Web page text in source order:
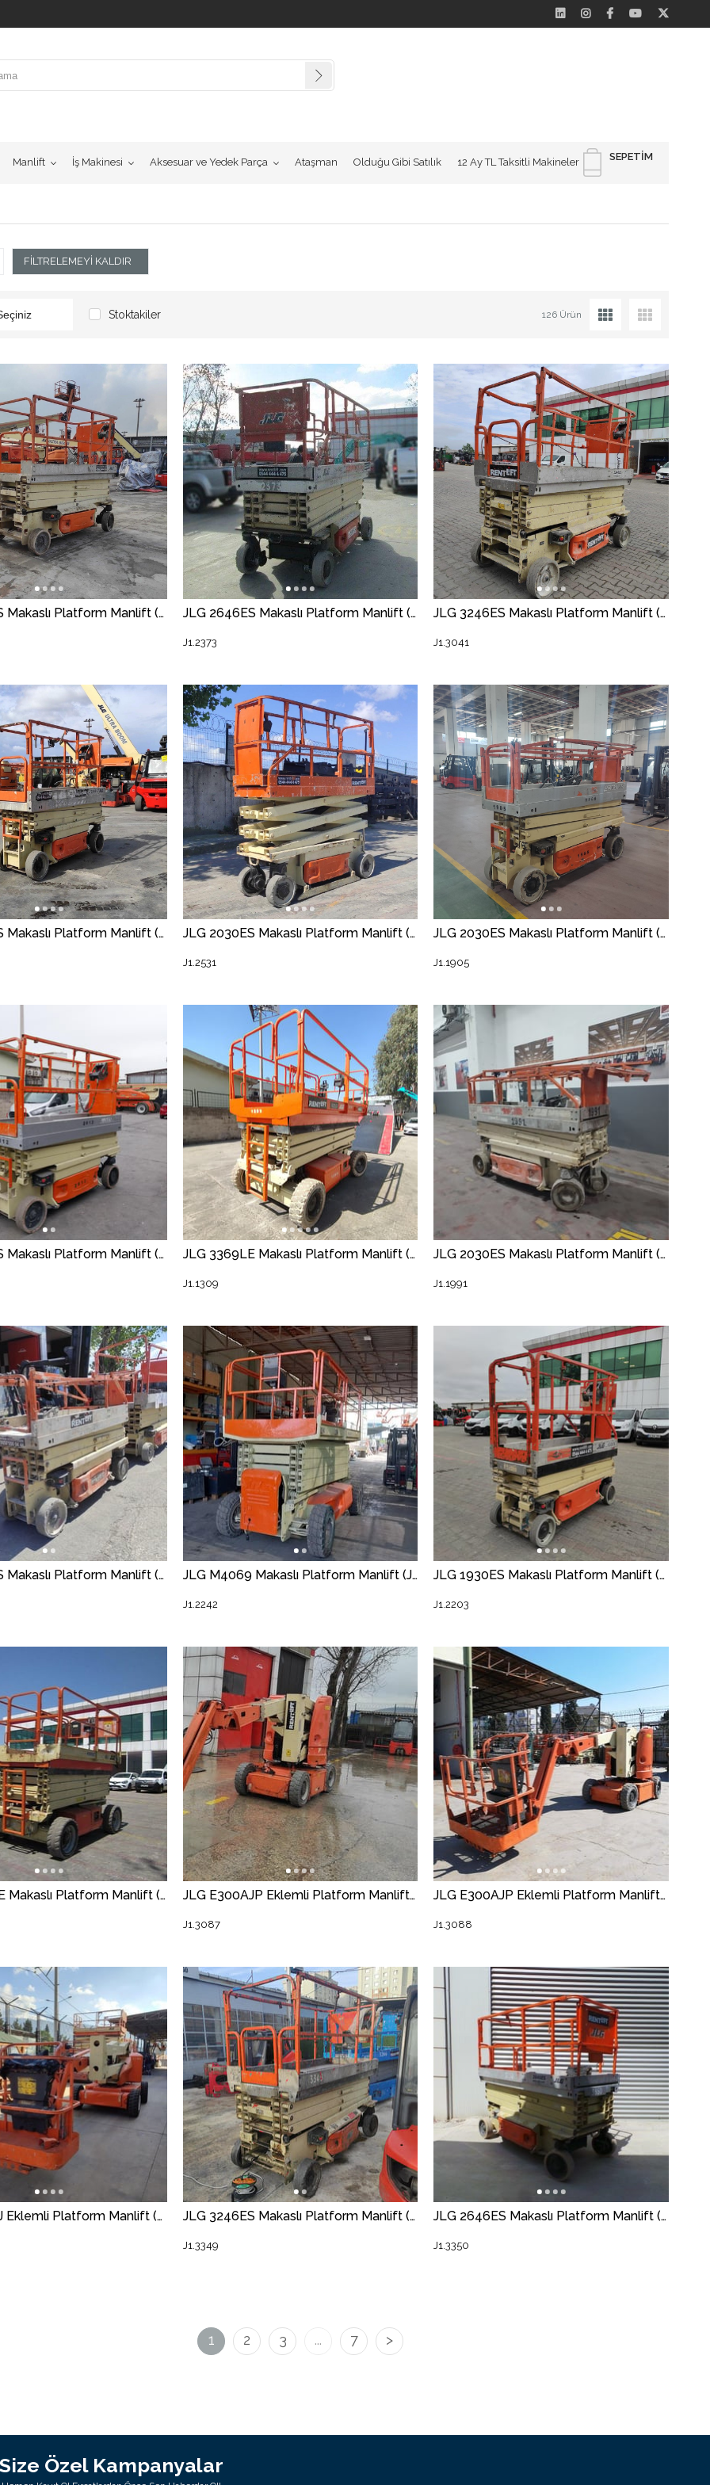
SEPETIM
Manlift İş Makinesi Aksesuar ve Yedek Parça Ataşman Olduğu Gibi Satılık 12 Ay TL Taksitli Makineler
FILTRELEMEYI KALDIR
Stoktakiler 126 Ürün
JLG 3246ES Makaslı Platform Manlift (J1.3166) [STR] JLG 2646ES Makaslı Platform Manlift (J1.2373) [STR]
J1.2373
JLG 3246ES Makaslı Platform Manlift (J1.3041) [UDK] [STR]
J1.3041
JLG 2030ES Makaslı Platform Manlift (J1.1904) [STR] JLG 2030ES Makaslı Platform Manlift (J1.2531) [STR]
J1.2531
JLG 2030ES Makaslı Platform Manlift (J1.1905) [STR]
J1.1905
JLG 2030ES Makaslı Platform Manlift (J1.2012) [STR] JLG 3369LE Makaslı Platform Manlift (J1.1309) [STR]
J1.1309
JLG 2030ES Makaslı Platform Manlift (J1.1991) [STR]
J1.1991
JLG 2030ES Makaslı Platform Manlift (J1.2359) [STR] JLG M4069 Makaslı Platform Manlift (J1.2242) [STR]
J1.2242
JLG 1930ES Makaslı Platform Manlift (J1.2203) [STR]
J1.2203
JLG 4069LE Makaslı Platform Manlift (J1.3040) [STR] JLG E300AJP Eklemli Platform Manlift (J1.3087) [STR]
J1.3087
JLG E300AJP Eklemli Platform Manlift (J1.3088) [STR]
J1.3088
JLG E450AJ Eklemli Platform Manlift (J1.3189) [STR] JLG 3246ES Makaslı Platform Manlift (J1.3349) [STR]
J1.3349
JLG 2646ES Makaslı Platform Manlift (J1.3350) [STR]
J1.3350
1 2 3 ... 7 >
Size Özel Kampanyalar